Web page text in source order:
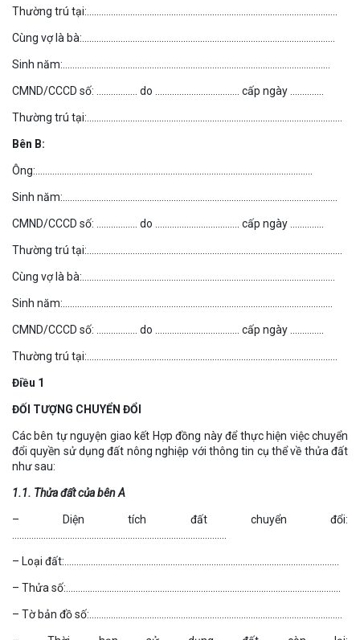
Thường trú tại:…………………………………………………………………………………………..
Cùng vợ là bà:……………………………………………………………………………………………
Sinh năm:…………………………………………………………………………………………………
CMND/CCCD số: …………….. do …………………………….. cấp ngày …………..
Thường trú tại:…………………………………………………………………………………………….
Bên B:
Ông:…………………………………………………………………………………………………….
Sinh năm:……………………………………………………………………………………………………
CMND/CCCD số: …………….. do …………………………….. cấp ngày …………..
Thường trú tại:…………………………………………………………………………………………….
Cùng vợ là bà:……………………………………………………………………………………………
Sinh năm:………………………………………………………………………………………………….
CMND/CCCD số: …………….. do …………………………….. cấp ngày …………..
Thường trú tại:…………………………………………………………………………………………..
Điều 1
ĐỐI TƯỢNG CHUYỂN ĐỔI
Các bên tự nguyện giao kết Hợp đồng này để thực hiện việc chuyển
đổi quyền sử dụng đất nông nghiệp với thông tin cụ thể về thửa đất
như sau:
1.1. Thửa đất của bên A
– Diện tích đất chuyển đổi:
– Loại đất:……………………………………………………………………………………………………
– Thửa số:……………………………………………………………………………………………………
– Tờ bản đồ số:……………………………………………………………………………………………